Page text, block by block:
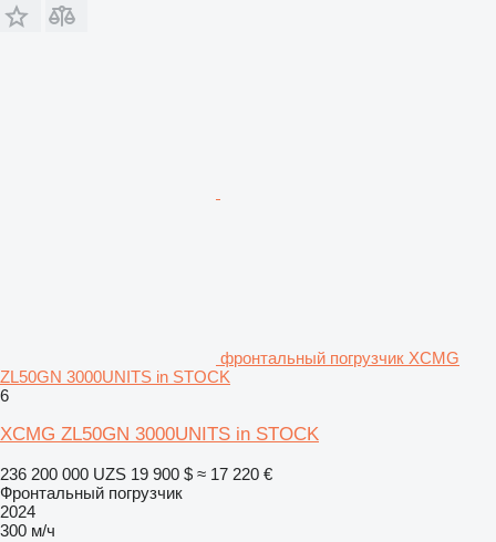
фронтальный погрузчик XCMG
ZL50GN 3000UNITS in STOCK
6
XCMG ZL50GN 3000UNITS in STOCK
236 200 000 UZS 19 900 $ ≈ 17 220 €
Фронтальный погрузчик
2024
300 м/ч